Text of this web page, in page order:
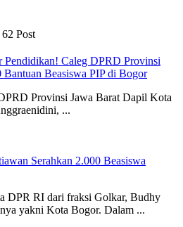
Post
Pendidikan! Caleg DPRD Provinsi
Beasiswa PIP di Bogor
Provinsi Jawa Barat Dapil Kota
...
Serahkan 2.000 Beasiswa
DPR RI dari fraksi Golkar, Budhy
yakni Kota Bogor. Dalam ...